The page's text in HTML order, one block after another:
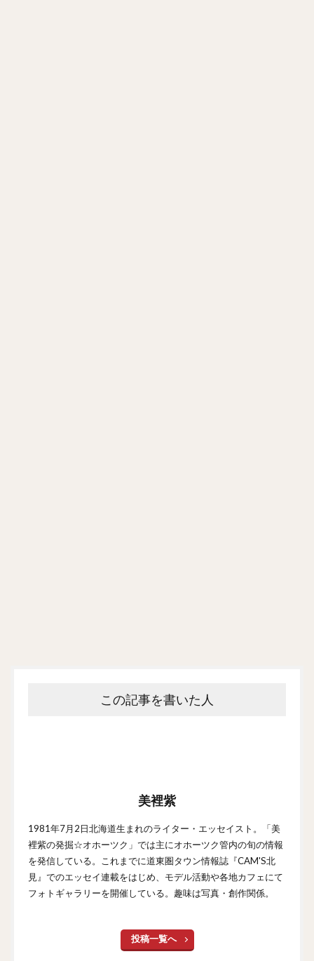
この記事を書いた人
美裡紫
1981年7月2日北海道生まれのライター・エッセイスト。「美
裡紫の発掘☆オホーツク」では主にオホーツク管内の旬の情報
を発信している。これまでに道東圏タウン情報誌『CAM'S北
見』でのエッセイ連載をはじめ、モデル活動や各地カフェにて
フォトギャラリーを開催している。趣味は写真・創作関係。
投稿一覧へ